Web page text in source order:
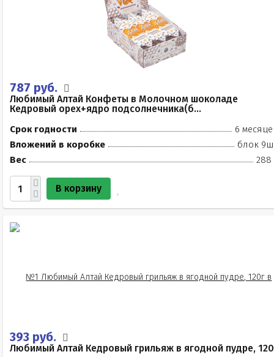
787 руб.
Любимый Алтай Конфеты в Молочном шоколаде
Кедровый орех+ядро подсолнечника(б...
Срок годности
6
Вложений в коробке
блок
Вес
288
В корзину
393 руб.
Любимый Алтай Кедровый грильяж в ягодной пудре,